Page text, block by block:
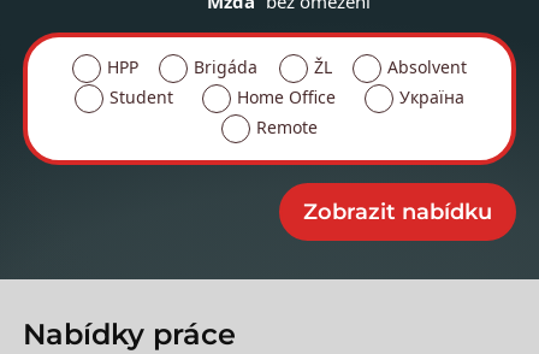
HPP Brigáda ŽL
Absolvent
Student
Home Office
Україна
Remote
Nabídky práce